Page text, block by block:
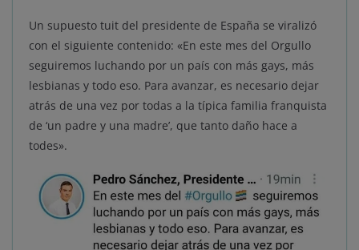
Un supuesto tuit del presidente de España se viralizó
con el siguiente contenido: «En este mes del Orgullo
seguiremos luchando por un país con más gays, más
lesbianas y todo eso. Para avanzar, es necesario dejar
atrás de una vez por todas a la típica familia franquista
de ‘un padre y una madre’, que tanto daño hace a
todes».